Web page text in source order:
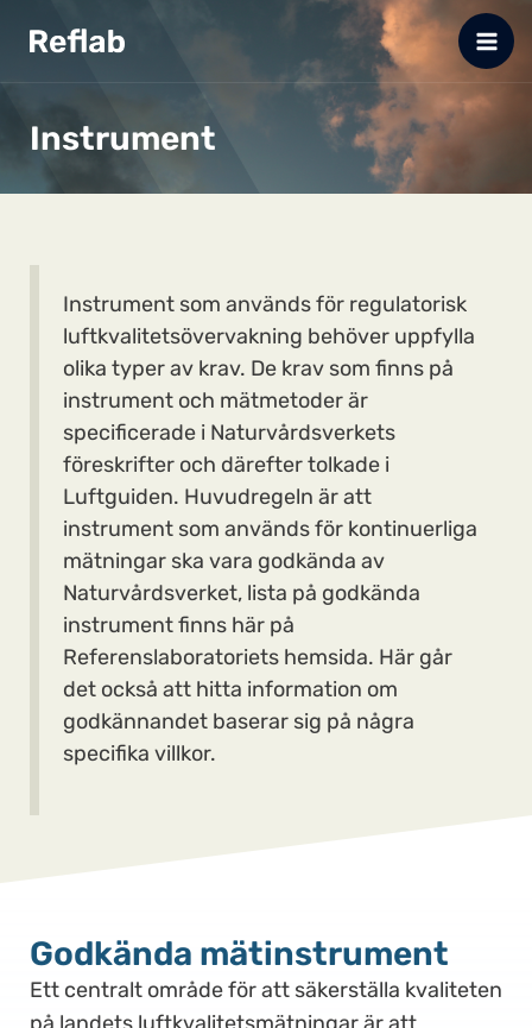
innehåll
Instrument
Instrument som används för regulatorisk
luftkvalitetsövervakning behöver uppfylla
olika typer av krav. De krav som finns på
instrument och mätmetoder är
specificerade i Naturvårdsverkets
föreskrifter och därefter tolkade i
Luftguiden. Huvudregeln är att
instrument som används för kontinuerliga
mätningar ska vara godkända av
Naturvårdsverket, lista på godkända
instrument finns här på
Referenslaboratoriets hemsida. Här går
det också att hitta information om
godkännandet baserar sig på några
specifika villkor.
Godkända mätinstrument
Ett centralt område för att säkerställa kvaliteten